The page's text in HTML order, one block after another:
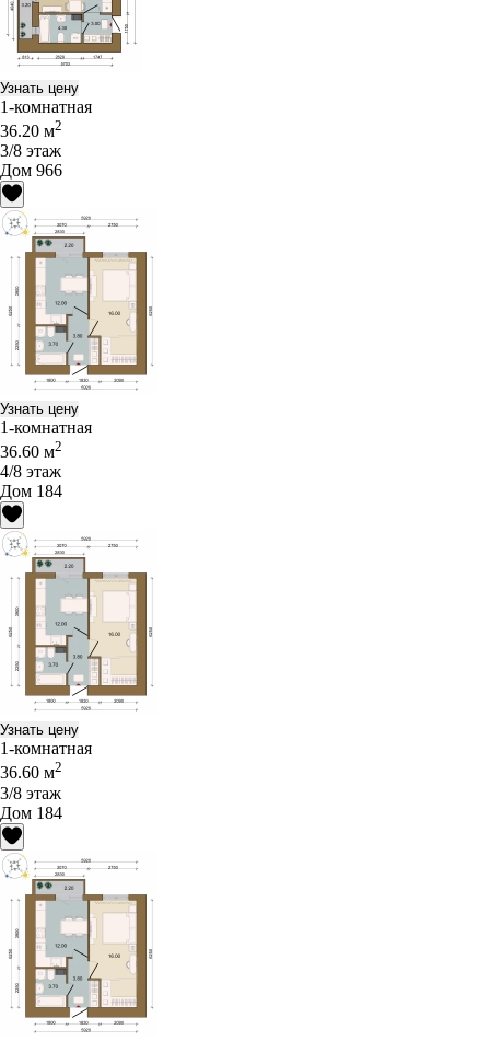
Узнать цену
1-комнатная
36.20 м2
3/8 этаж
Дом 966
Узнать цену
1-комнатная
36.60 м2
4/8 этаж
Дом 184
Узнать цену
1-комнатная
36.60 м2
3/8 этаж
Дом 184